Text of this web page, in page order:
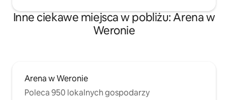
Inne ciekawe miejsca w pobliżu: Arena w
Weronie
Arena w Weronie
Poleca 950 lokalnych gospodarzy